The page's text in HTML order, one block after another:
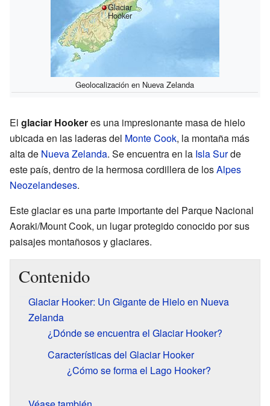
Glaciar
Hooker
Geolocalización en Nueva Zelanda
El glaciar Hookeres una impresionante masa de hielo
ubicada en las laderas del Monte Cook, la montaña más
alta de Nueva Zelanda. Se encuentra en la Isla Surde
este país, dentro de la hermosa cordillera de losAlpes
Neozelandeses.
Este glaciar es una parte importante del Parque Nacional
Aoraki/Mount Cook, un lugar protegido conocido por sus
paisajes montañosos y glaciares.
Contenido
Glaciar Hooker: Un Gigante de Hielo en Nueva
Zelanda
¿Dónde se encuentra el Glaciar Hooker?
Características del Glaciar Hooker
¿Cómo se forma el Lago Hooker?